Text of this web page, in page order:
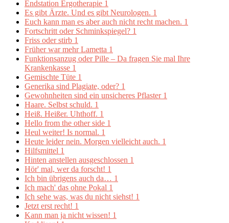
Endstation Ergotherapie 1
Es gibt Ärzte. Und es gibt Neurologen. 1
Euch kann man es aber auch nicht recht machen. 1
Fortschritt oder Schminkspiegel? 1
Friss oder stirb 1
Früher war mehr Lametta 1
Funktionsanzug oder Pille – Da fragen Sie mal Ihre
Krankenkasse 1
Gemischte Tüte 1
Generika sind Plagiate, oder? 1
Gewohnheiten sind ein unsicheres Pflaster 1
Haare. Selbst schuld. 1
Heiß. Heißer. Uhthoff. 1
Hello from the other side 1
Heul weiter! Is normal. 1
Heute leider nein. Morgen vielleicht auch. 1
Hilfsmittel 1
Hinten anstellen ausgeschlossen 1
Hör' mal, wer da forscht! 1
Ich bin übrigens auch da… 1
Ich mach' das ohne Pokal 1
Ich sehe was, was du nicht siehst! 1
Jetzt erst recht! 1
Kann man ja nicht wissen! 1